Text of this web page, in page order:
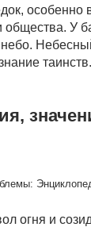
особенно
общества. У
таинств.
огня и